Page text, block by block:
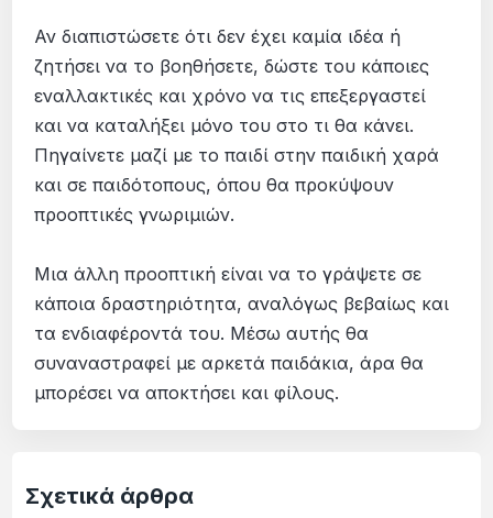
Αν διαπιστώσετε ότι δεν έχει καμία ιδέα ή
ζητήσει να το βοηθήσετε, δώστε του κάποιες
εναλλακτικές και χρόνο να τις επεξεργαστεί
και να καταλήξει μόνο του στο τι θα κάνει.
Πηγαίνετε μαζί με το παιδί στην παιδική χαρά
και σε παιδότοπους, όπου θα προκύψουν
προοπτικές γνωριμιών.
Μια άλλη προοπτική είναι να το γράψετε σε
κάποια δραστηριότητα, αναλόγως βεβαίως και
τα ενδιαφέροντά του. Μέσω αυτής θα
συναναστραφεί με αρκετά παιδάκια, άρα θα
μπορέσει να αποκτήσει και φίλους.
Σχετικά άρθρα